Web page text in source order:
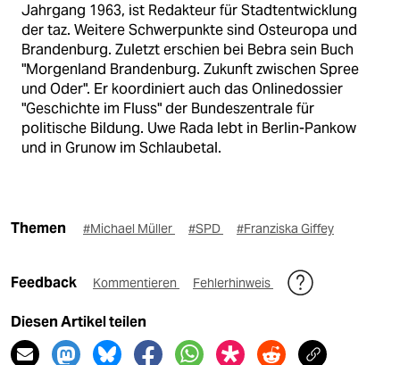
Jahrgang 1963, ist Redakteur für Stadtentwicklung
der taz. Weitere Schwerpunkte sind Osteuropa und
Brandenburg. Zuletzt erschien bei Bebra sein Buch
"Morgenland Brandenburg. Zukunft zwischen Spree
und Oder". Er koordiniert auch das Onlinedossier
"Geschichte im Fluss" der Bundeszentrale für
politische Bildung. Uwe Rada lebt in Berlin-Pankow
und in Grunow im Schlaubetal.
Themen #Michael Müller #SPD #Franziska Giffey
Feedback Kommentieren Fehlerhinweis
Diesen Artikel teilen